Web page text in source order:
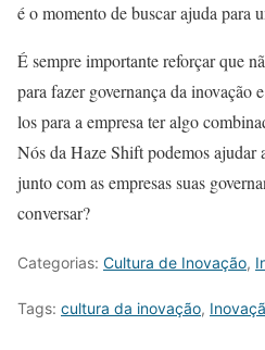
é o momento de buscar ajuda para
É sempre importante reforçar que
para fazer governança da inovação
los para a empresa ter algo
Nós da Haze Shift podemos ajudar
junto com as empresas suas
conversar?
Categorias: Cultura de Inovação,
Tags: cultura da inovação,